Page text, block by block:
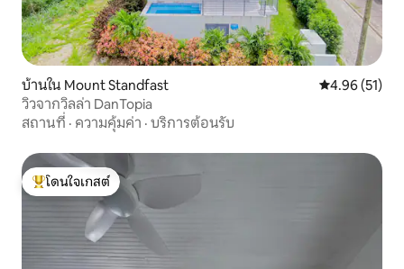
บ้านใน Mount Standfast คะแนนเฉลี่ย
4.96 (51)
วิวจากวิลล่า DanTopia
สถานที่ · ความคุ้มค่า · บริการต้อนรับ
โดนใจเกสต์ที่สุด
โดนใจเกสต์